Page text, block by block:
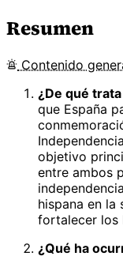
Resumen
Contenido
¿De qué
que España
objetivo
entre ambos
hispana en la
fortalecer los
¿Qué ha